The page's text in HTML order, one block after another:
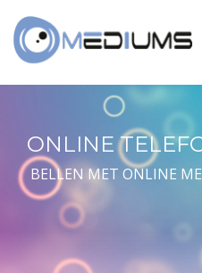
ONLINE
BELLEN MET ONLINE